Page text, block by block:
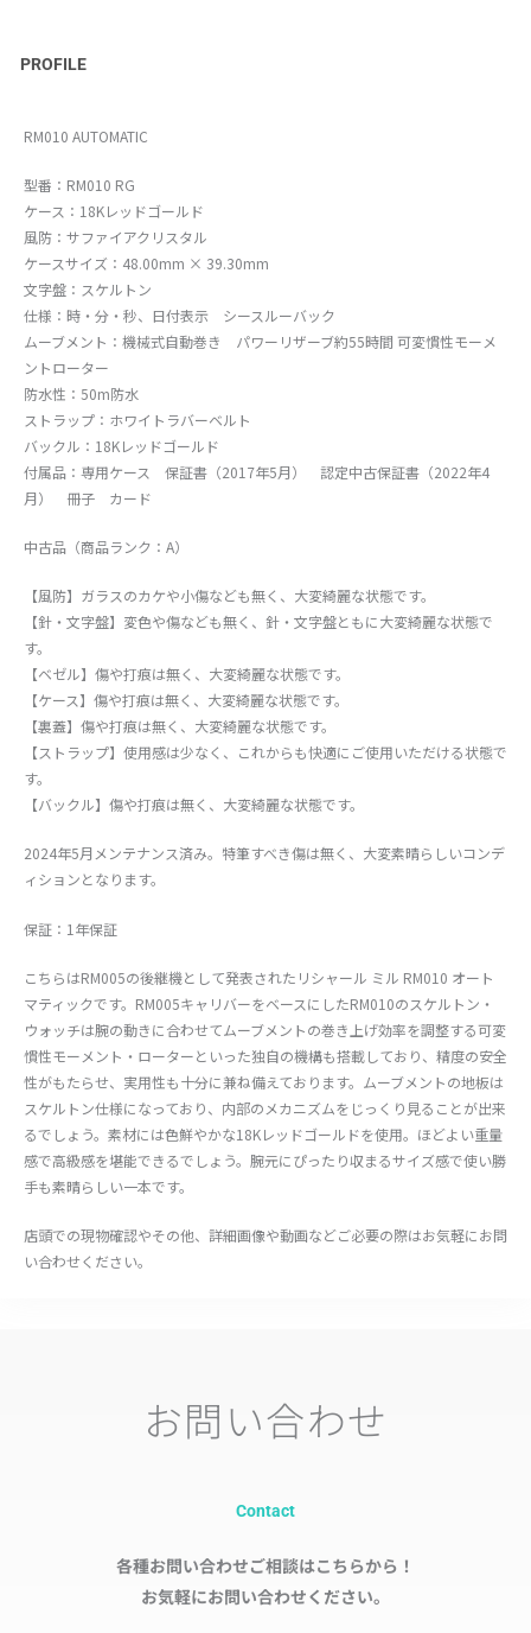
PROFILE
RM010 AUTOMATIC
型番：RM010 RG
ケース：18Kレッドゴールド
風防：サファイアクリスタル
ケースサイズ：48.00mm × 39.30mm
文字盤：スケルトン
仕様：時・分・秒、日付表示 シースルーバック
ムーブメント：機械式自動巻き パワーリザーブ約55時間 可変慣性モーメ
ントローター
防水性：50m防水
ストラップ：ホワイトラバーベルト
バックル：18Kレッドゴールド
付属品：専用ケース 保証書（2017年5月） 認定中古保証書（2022年4
月） 冊子 カード
中古品（商品ランク：A）
【風防】ガラスのカケや小傷なども無く、大変綺麗な状態です。
【針・文字盤】変色や傷なども無く、針・文字盤ともに大変綺麗な状態で
す。
【ベゼル】傷や打痕は無く、大変綺麗な状態です。
【ケース】傷や打痕は無く、大変綺麗な状態です。
【裏蓋】傷や打痕は無く、大変綺麗な状態です。
【ストラップ】使用感は少なく、これからも快適にご使用いただける状態で
す。
【バックル】傷や打痕は無く、大変綺麗な状態です。
2024年5月メンテナンス済み。特筆すべき傷は無く、大変素晴らしいコンデ
ィションとなります。
保証：1年保証
こちらはRM005の後継機として発表されたリシャール ミル RM010 オート
マティックです。RM005キャリバーをベースにしたRM010のスケルトン・
ウォッチは腕の動きに合わせてムーブメントの巻き上げ効率を調整する可変
慣性モーメント・ローターといった独自の機構も搭載しており、精度の安全
性がもたらせ、実用性も十分に兼ね備えております。ムーブメントの地板は
スケルトン仕様になっており、内部のメカニズムをじっくり見ることが出来
るでしょう。素材には色鮮やかな18Kレッドゴールドを使用。ほどよい重量
感で高級感を堪能できるでしょう。腕元にぴったり収まるサイズ感で使い勝
手も素晴らしい一本です。
店頭での現物確認やその他、詳細画像や動画などご必要の際はお気軽にお問
い合わせください。
お問い合わせ
Contact
各種お問い合わせご相談はこちらから！
お気軽にお問い合わせください。